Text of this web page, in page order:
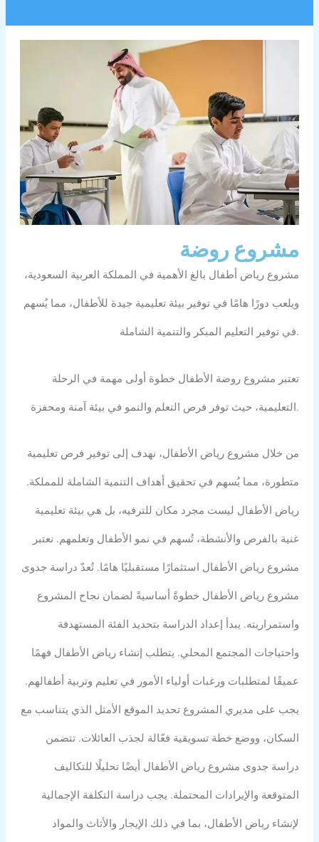
مشروع روضة
مشروع رياض أطفال بالغ الأهمية في المملكة العربية السعودية،
ويلعب دورًا هامًا في توفير بيئة تعليمية جيدة للأطفال، مما يُسهم
في توفير التعليم المبكر والتنمية الشاملة.
تعتبر مشروع روضة الأطفال خطوة أولى مهمة في الرحلة
التعليمية، حيث توفر فرص التعلم والنمو في بيئة آمنة ومحفزة.
من خلال مشروع رياض الأطفال، نهدف إلى توفير فرص تعليمية
متطورة، مما يُسهم في تحقيق أهداف التنمية الشاملة للمملكة.
رياض الأطفال ليست مجرد مكان للترفيه، بل هي بيئة تعليمية
غنية بالفرص والأنشطة، تُسهم في نمو الأطفال وتعلمهم. نعتبر
مشروع رياض الأطفال استثمارًا مستقبليًا هامًا. تُعدّ دراسة جدوى
مشروع رياض الأطفال خطوةً أساسيةً لضمان نجاح المشروع
واستمراريته. يبدأ إعداد الدراسة بتحديد الفئة المستهدفة
واحتياجات المجتمع المحلي. يتطلب إنشاء رياض الأطفال فهمًا
عميقًا لمتطلبات ورغبات أولياء الأمور في تعليم وتربية أطفالهم.
يجب على مديري المشروع تحديد الموقع الأمثل الذي يتناسب مع
السكان، ووضع خطة تسويقية فعّالة لجذب العائلات. تتضمن
دراسة جدوى مشروع رياض الأطفال أيضًا تحليلًا للتكاليف
المتوقعة والإيرادات المحتملة. يجب دراسة التكلفة الإجمالية
لإنشاء رياض الأطفال، بما في ذلك الإيجار والأثاث والمواد